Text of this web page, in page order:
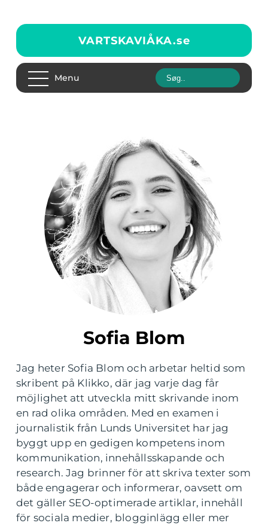
VARTSKAVIÅKA.se
Menu
Sofia Blom
Jag heter Sofia Blom och arbetar heltid som
skribent på Klikko, där jag varje dag får
möjlighet att utveckla mitt skrivande inom
en rad olika områden. Med en examen i
journalistik från Lunds Universitet har jag
byggt upp en gedigen kompetens inom
kommunikation, innehållsskapande och
research. Jag brinner för att skriva texter som
både engagerar och informerar, oavsett om
det gäller SEO-optimerade artiklar, innehåll
för sociala medier, blogginlägg eller mer